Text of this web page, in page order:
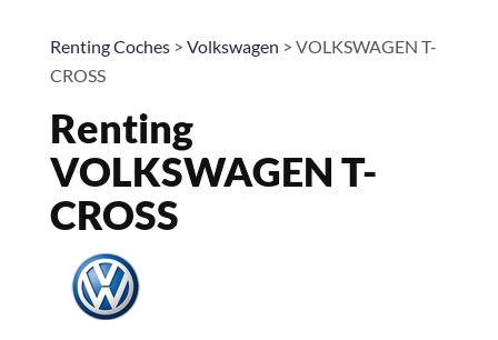
Renting Coches > Volkswagen > VOLKSWAGEN T-
CROSS
Renting
VOLKSWAGEN T-
CROSS